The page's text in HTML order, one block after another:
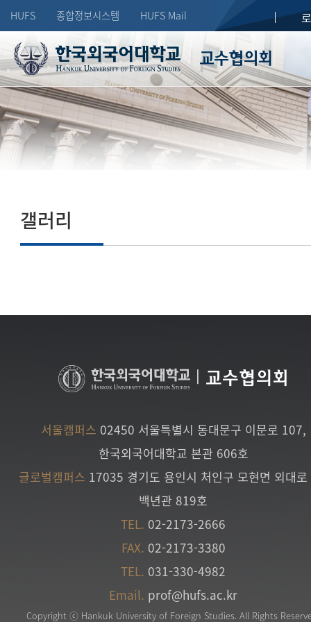
HUFS 종합정보시스템 HUFS Mail
교수협의회
HUFS
갤러리
교수협의회
서울캠퍼스 02450 서울특별시 동대문구 이문로 107,
한국외국어대학교 본관 606호
글로벌캠퍼스 17035 경기도 용인시 처인구 모현면 외대
백년관 819호
TEL. 02-2173-2666
FAX. 02-2173-3380
TEL. 031-330-4982
Email. prof@hufs.ac.kr
Copyright ⓒ Hankuk University of Foreign Studies. All Rights